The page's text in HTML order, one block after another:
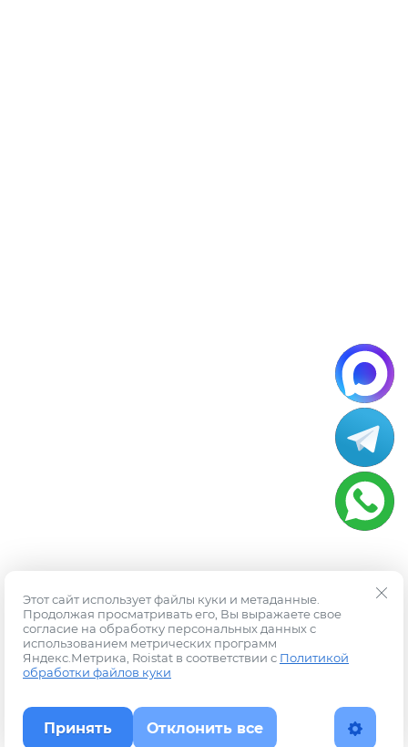
Этот сайт использует файлы куки и метаданные.
Продолжая просматривать его, Вы выражаете свое
согласие на обработку персональных данных с
использованием метрических программ
Яндекс.Метрика, Roistat в соответствии с Политикой
обработки файлов куки
Принять Отклонить все